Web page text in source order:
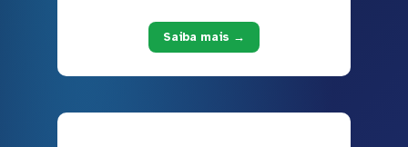
Saiba mais →